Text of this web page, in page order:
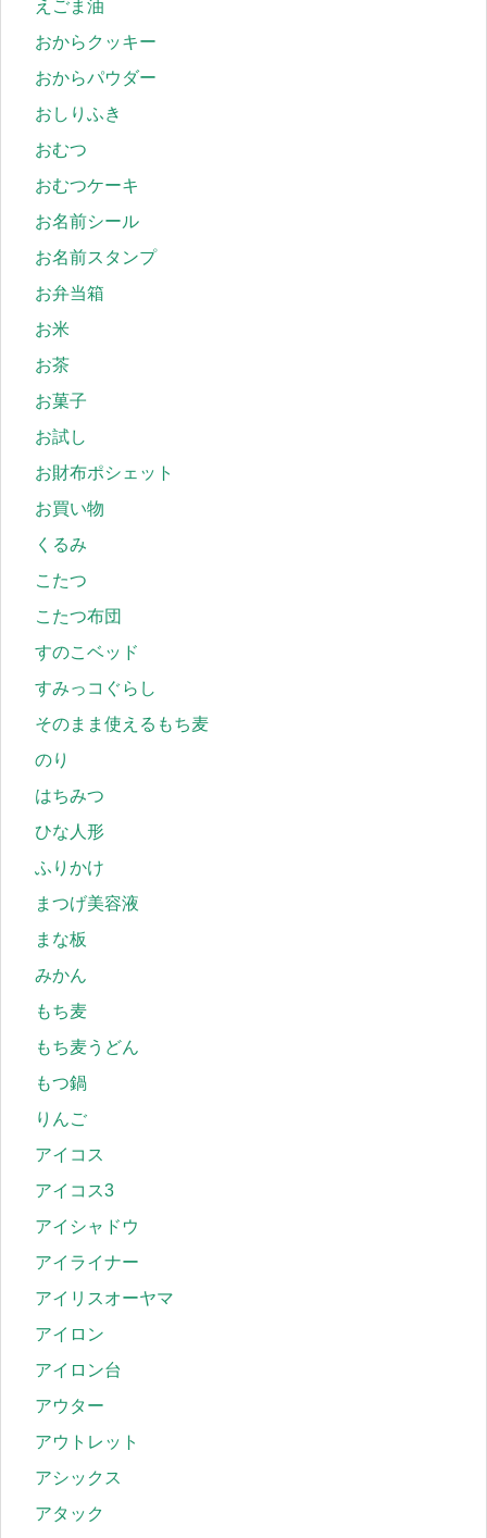
えごま油
おからクッキー
おからパウダー
おしりふき
おむつ
おむつケーキ
お名前シール
お名前スタンプ
お弁当箱
お米
お茶
お菓子
お試し
お財布ポシェット
お買い物
くるみ
こたつ
こたつ布団
すのこベッド
すみっコぐらし
そのまま使えるもち麦
のり
はちみつ
ひな人形
ふりかけ
まつげ美容液
まな板
みかん
もち麦
もち麦うどん
もつ鍋
りんご
アイコス
アイコス3
アイシャドウ
アイライナー
アイリスオーヤマ
アイロン
アイロン台
アウター
アウトレット
アシックス
アタック